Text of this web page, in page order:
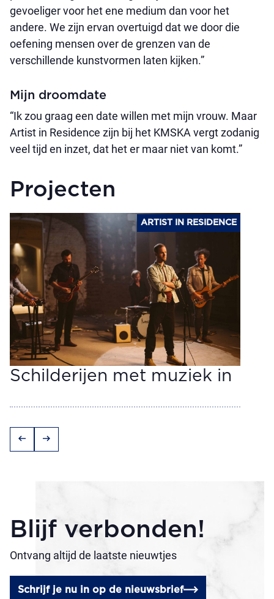
gevoeliger voor het ene medium dan voor het
andere. We zijn ervan overtuigd dat we door die
oefening mensen over de grenzen van de
verschillende kunstvormen laten kijken.”
Mijn droomdate
“Ik zou graag een date willen met mijn vrouw. Maar
Artist in Residence zijn bij het KMSKA vergt zodanig
veel tijd en inzet, dat het er maar niet van komt.”
Projecten
ARTIST IN RESIDENCE
Schilderijen met muziek in
arrow_left_alt arrow_right_alt
Blijf verbonden!
Ontvang altijd de laatste nieuwtjes
Schrijf je nu in op de nieuwsbrief